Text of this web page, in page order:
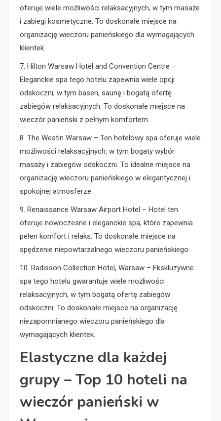
oferuje wiele możliwości relaksacyjnych, w tym masaże
i zabiegi kosmetyczne. To doskonałe miejsce na
organizację wieczoru panieńskiego dla wymagających
klientek.
7. Hilton Warsaw Hotel and Convention Centre –
Eleganckie spa tego hotelu zapewnia wiele opcji
odskoczni, w tym basen, saunę i bogatą ofertę
zabiegów relaksacyjnych. To doskonałe miejsce na
wieczór panieński z pełnym komfortem.
8. The Westin Warsaw – Ten hotelowy spa oferuje wiele
możliwości relaksacyjnych, w tym bogaty wybór
masaży i zabiegów odskoczni. To idealne miejsce na
organizację wieczoru panieńskiego w elegantycznej i
spokojnej atmosferze.
9. Renaissance Warsaw Airport Hotel – Hotel ten
oferuje nowoczesne i eleganckie spa, które zapewnia
pełen komfort i relaks. To doskonałe miejsce na
spędzenie niepowtarzalnego wieczoru panieńskiego.
10. Radisson Collection Hotel, Warsaw – Ekskluzywne
spa tego hotelu gwarantuje wiele możliwości
relaksacyjnych, w tym bogatą ofertę zabiegów
odskoczni. To doskonałe miejsce na organizację
niezapomnianego wieczoru panieńskiego dla
wymagających klientek.
Elastyczne dla każdej
grupy – Top 10 hoteli na
wieczór panieński w